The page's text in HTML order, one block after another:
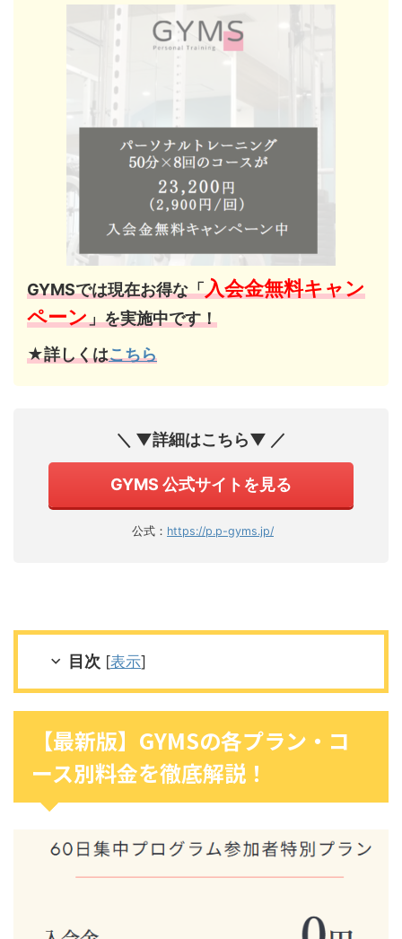
GYMSでは現在お得な「入会金無料キャン
ペーン」を実施中です！
★詳しくはこちら
＼ ▼詳細はこちら▼ ／
GYMS 公式サイトを見る
公式： https://p.p-gyms.jp/
目次 [表示]
【最新版】GYMSの各プラン・コ
ース別料金を徹底解説！